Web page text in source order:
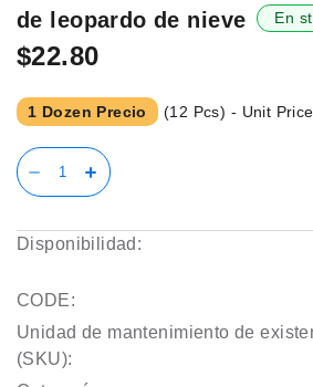
principio
de
la
galería
de
de leopardo de nieve
En
$22.80
1 Dozen Precio (12 Pcs) - Unit
Disponibilidad:
CODE:
Unidad de mantenimiento de
(SKU):